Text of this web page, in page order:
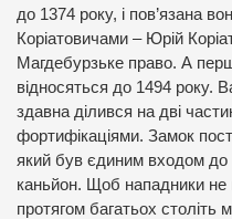
до 1374 року, і пов’язана
Коріатовичами – Юрій
Магдебурзьке право. А
відносяться до 1494 року.
здавна ділився на дві
фортифікаціями. Замок
який був єдиним входом
каньйон. Щоб нападники не
протягом багатьох століть